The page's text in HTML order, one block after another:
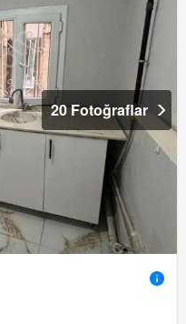
20 Fotoğraflar